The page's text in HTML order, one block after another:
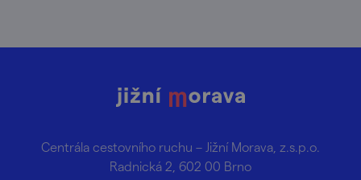
Centrála cestovního ruchu – Jižní Morava, z.s.p.o.
Radnická 2, 602 00 Brno